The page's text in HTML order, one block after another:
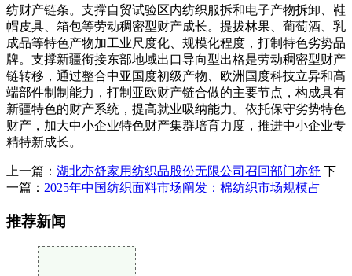
纺财产链条。支撑自贸试验区内纺织服拆和电子产物拆卸、鞋
帽皮具、箱包等劳动稠密型财产成长。提拔林果、葡萄酒、乳
成品等特色产物加工业尺度化、规模化程度，打制特色劣势品
牌。支撑新疆衔接东部地域出口导向型出格是劳动稠密型财产
链转移，通过整合中亚国度初级产物、欧洲国度科技立异和高
端部件制制能力，打制亚欧财产链合做的主要节点，构成具有
新疆特色的财产系统，提高就业吸纳能力。依托保守劣势特色
财产，加大中小企业特色财产集群培育力度，推进中小企业专
精特新成长。
上一篇： 湖北亦舒家用纺织品股份无限公司召回部门亦舒 下
一篇： 2025年中国纺织面料市场阐发：棉纺织市场规模占
推荐新闻